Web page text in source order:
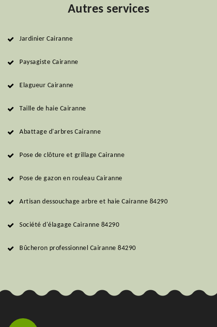
Autres services
Jardinier Cairanne
Paysagiste Cairanne
Elagueur Cairanne
Taille de haie Cairanne
Abattage d'arbres Cairanne
Pose de clôture et grillage Cairanne
Pose de gazon en rouleau Cairanne
Artisan dessouchage arbre et haie Cairanne 84290
Société d'élagage Cairanne 84290
Bûcheron professionnel Cairanne 84290